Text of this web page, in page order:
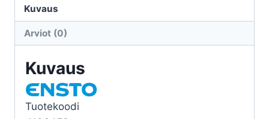
10W
PIR
määrä
Kuvaus
Arviot (0)
Kuvaus
Tuotekoodi